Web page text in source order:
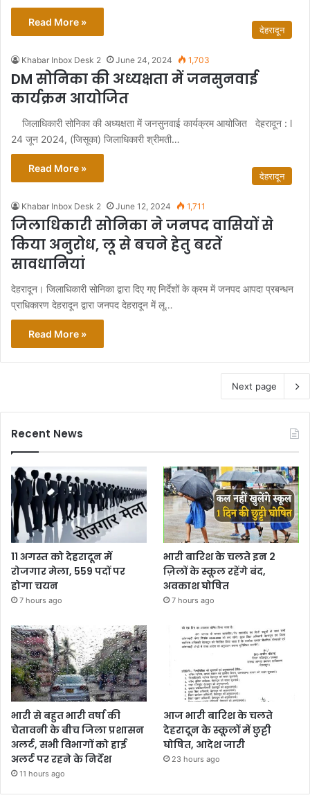
Read More »
देहरादून
Khabar Inbox Desk 2 June 24, 2024 1,703
DM सोनिका की अध्यक्षता में जनसुनवाई
कार्यक्रम आयोजित
जिलाधिकारी सोनिका की अध्यक्षता में जनसुनवाई कार्यक्रम आयोजित देहरादून : l
24 जून 2024, (जिसूका) जिलाधिकारी श्रीमती…
Read More »
देहरादून
Khabar Inbox Desk 2 June 12, 2024 1,711
जिलाधिकारी सोनिका ने जनपद वासियों से
किया अनुरोध, लू से बचने हेतु बरतें
सावधानियां
देहरादून। जिलाधिकारी सोनिका द्वारा दिए गए निर्देशों के क्रम में जनपद आपदा प्रबन्धन
प्राधिकारण देहरादून द्वारा जनपद देहरादून में लू…
Read More »
Next page
Recent News
11 अगस्त को देहरादून में
रोजगार मेला, 559 पदों पर
होगा चयन
7 hours ago
भारी बारिश के चलते इन 2
ज़िलों के स्कूल रहेंगे बंद,
अवकाश घोषित
7 hours ago
भारी से बहुत भारी वर्षा की
चेतावनी के बीच जिला प्रशासन
अलर्ट, सभी विभागों को हाई
अलर्ट पर रहने के निर्देश
11 hours ago
आज भारी बारिश के चलते
देहरादून के स्कूलों में छुट्टी
घोषित, आदेश जारी
23 hours ago